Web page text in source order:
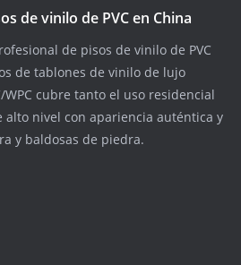
de vinilo de PVC en China
de pisos de vinilo de PVC
de tablones de vinilo de lujo
WPC cubre tanto el uso residencial
alto nivel con apariencia auténtica y
y baldosas de piedra.